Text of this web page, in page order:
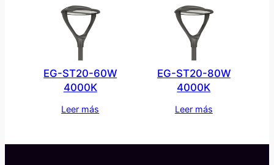
EG-ST20-60W
4000K
Leer más
EG-ST20-80W
4000K
Leer más